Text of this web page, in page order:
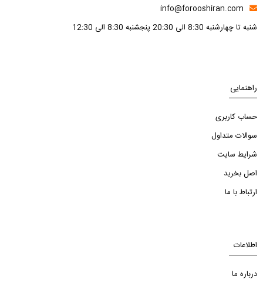
info@forooshiran.com
شنبه تا چهارشنبه 8:30 الی 20:30 پنجشنبه 8:30 الی 12:30
راهنمایی
حساب کاربری
سوالات متداول
شرایط سایت
اصل بخرید
ارتباط با ما
اطلاعات
درباره ما